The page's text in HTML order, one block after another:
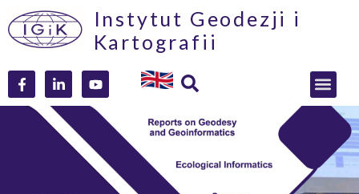
Instytut Geodezji i
Kartografii